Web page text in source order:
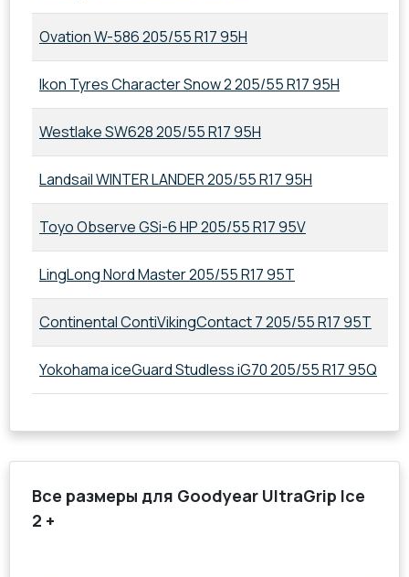
Ovation W-586 205/55 R17 95H
Ikon Tyres Character Snow 2 205/55 R17 95H
Westlake SW628 205/55 R17 95H
Landsail WINTER LANDER 205/55 R17 95H
Toyo Observe GSi-6 HP 205/55 R17 95V
LingLong Nord Master 205/55 R17 95T
Continental ContiVikingContact 7 205/55 R17 95T
Yokohama iceGuard Studless iG70 205/55 R17 95Q
Все размеры для Goodyear UltraGrip Ice
2 +